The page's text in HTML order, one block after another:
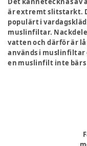
är extremt slitstarkt.
populärt i
muslinfiltar.
vatten och därför är
används i muslinfiltar
en muslinfilt inte bärs